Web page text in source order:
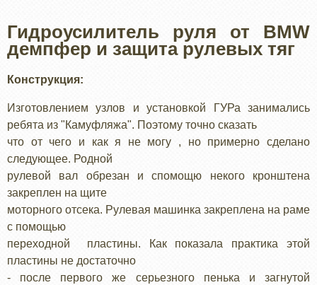
Гидроусилитель руля от BMW
демпфер и защита рулевых тяг
Конструкция:
Изготовлением узлов и установкой ГУРа занимались
ребята из "Камуфляжа". Поэтому точно сказать
что от чего и как я не могу , но примерно сделано
следующее. Родной
рулевой вал обрезан и спомощю некого кронштена
закреплен на щите
моторного отсека. Рулевая машинка закреплена на раме
с помощью
переходной пластины. Как показала практика этой
пластины не достаточно
- после первого же серьезного пенька и загнутой